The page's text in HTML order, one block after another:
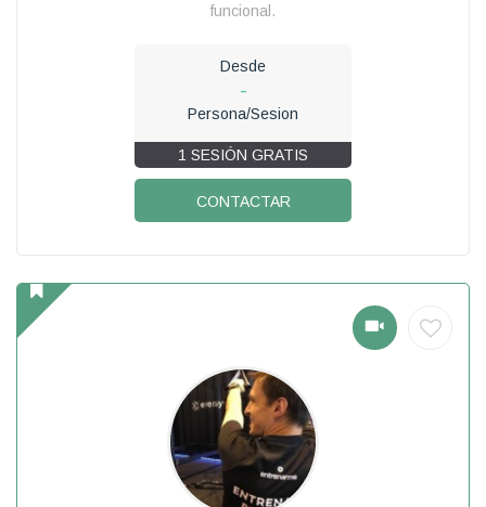
funcional.
Desde
-
Persona/Sesion
1 SESIÓN GRATIS
CONTACTAR